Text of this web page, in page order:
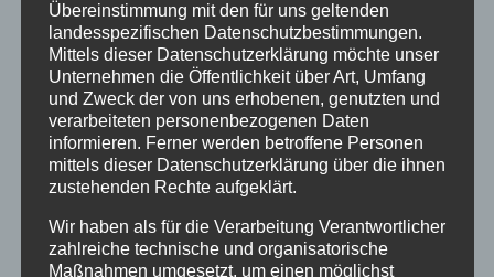
➤ Anmeldung wieder über die Tanzschule per Mail,
WhatsApp oder Liste vor Ort…!!!
Samstag, 23.07. 18:00 Uhr :
Schülerparty (nur für Tanzschüler und
Gäste)
➤ Anmeldung wieder über die Tanzschule per Mail,
WhatsApp oder Liste vor Ort…!!!
Natürlich kann auf der Veranstaltung auch
gegessen werden. Die Gastronomie vor Ort hat
Übereinstimmung mit den für uns geltenden
landesspezifischen Datenschutzbestimmungen.
Mittels dieser Datenschutzerklärung möchte unser
Unternehmen die Öffentlichkeit über Art, Umfang
und Zweck der von uns erhobenen, genutzten und
verarbeiteten personenbezogenen Daten
informieren. Ferner werden betroffene Personen
mittels dieser Datenschutzerklärung über die ihnen
zustehenden Rechte aufgeklärt.
Wir haben als für die Verarbeitung Verantwortlicher
zahlreiche technische und organisatorische
Maßnahmen umgesetzt, um einen möglichst